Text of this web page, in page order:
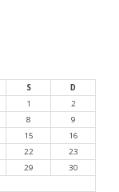
S
D
1
2
8
9
15
16
22
23
29
30